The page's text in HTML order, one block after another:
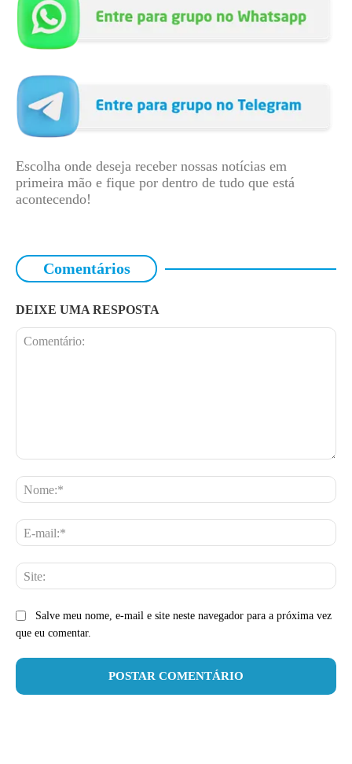
Escolha onde deseja receber nossas notícias em
primeira mão e fique por dentro de tudo que está
acontecendo!
Comentários
DEIXE UMA RESPOSTA
E-
Salve meu nome, e-mail e site neste navegador para a próxima vez
que eu comentar.